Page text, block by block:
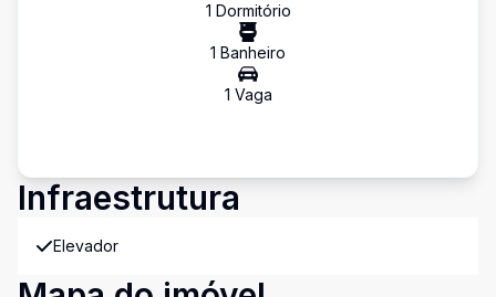
1 Dormitório
1 Banheiro
1 Vaga
Infraestrutura
Elevador